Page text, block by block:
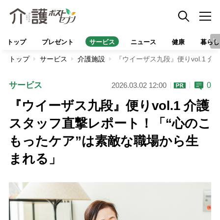
トップ プレゼント サービス ニュース 健康 暮らし
トップ サービス 介護施設 『ウイーザス九段』便りvol.1 介
サービス 2026.03.02 12:00 0
『ウイーザス九段』便りvol.1 介護
スタッフ直撃レポート！「“心のこ
もったケア”は素敵な職場から生
まれる」